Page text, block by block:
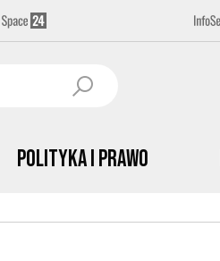
Polityka i prawo